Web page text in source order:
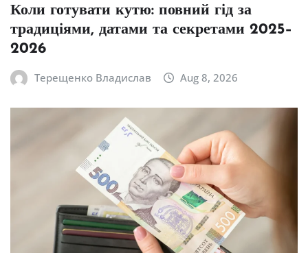
Коли готувати кутю: повний гід за
традиціями, датами та секретами 2025–
2026
Терещенко Владислав Aug 8, 2026